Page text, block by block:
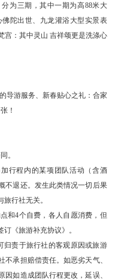
)曾厝垵位于厦门东南
壤，西至胡里山炮台，
望，北至御屏山西姑
门环岛路宽60米，双
道。机动车道18-24
道6-8米，绿化带80-
金门、大担、二担诸
能。
学村位于集美旅游区
现在已经由国家教委
集美学村有福南大会
、还有游泳池、龙舟
。集美学村既是钟灵
光风景区。集美学村
为三期，其中一期为高88米大
陀出世、九龙灌浴大型实景表
宫：其中灵山 吉祥颂更是洗涤心
导游服务、新春贴心之礼：合家
！
。
行程内的某项团队活动（含酒
不退还。发生此类情况一切后果
旅行社无关。
和4个自费，各人自愿消费，但
《旅游补充协议》。
归责于旅行社的客观原因或旅游
承担赔偿责任。如恶劣天气、
如造成团队行程更改，延误、